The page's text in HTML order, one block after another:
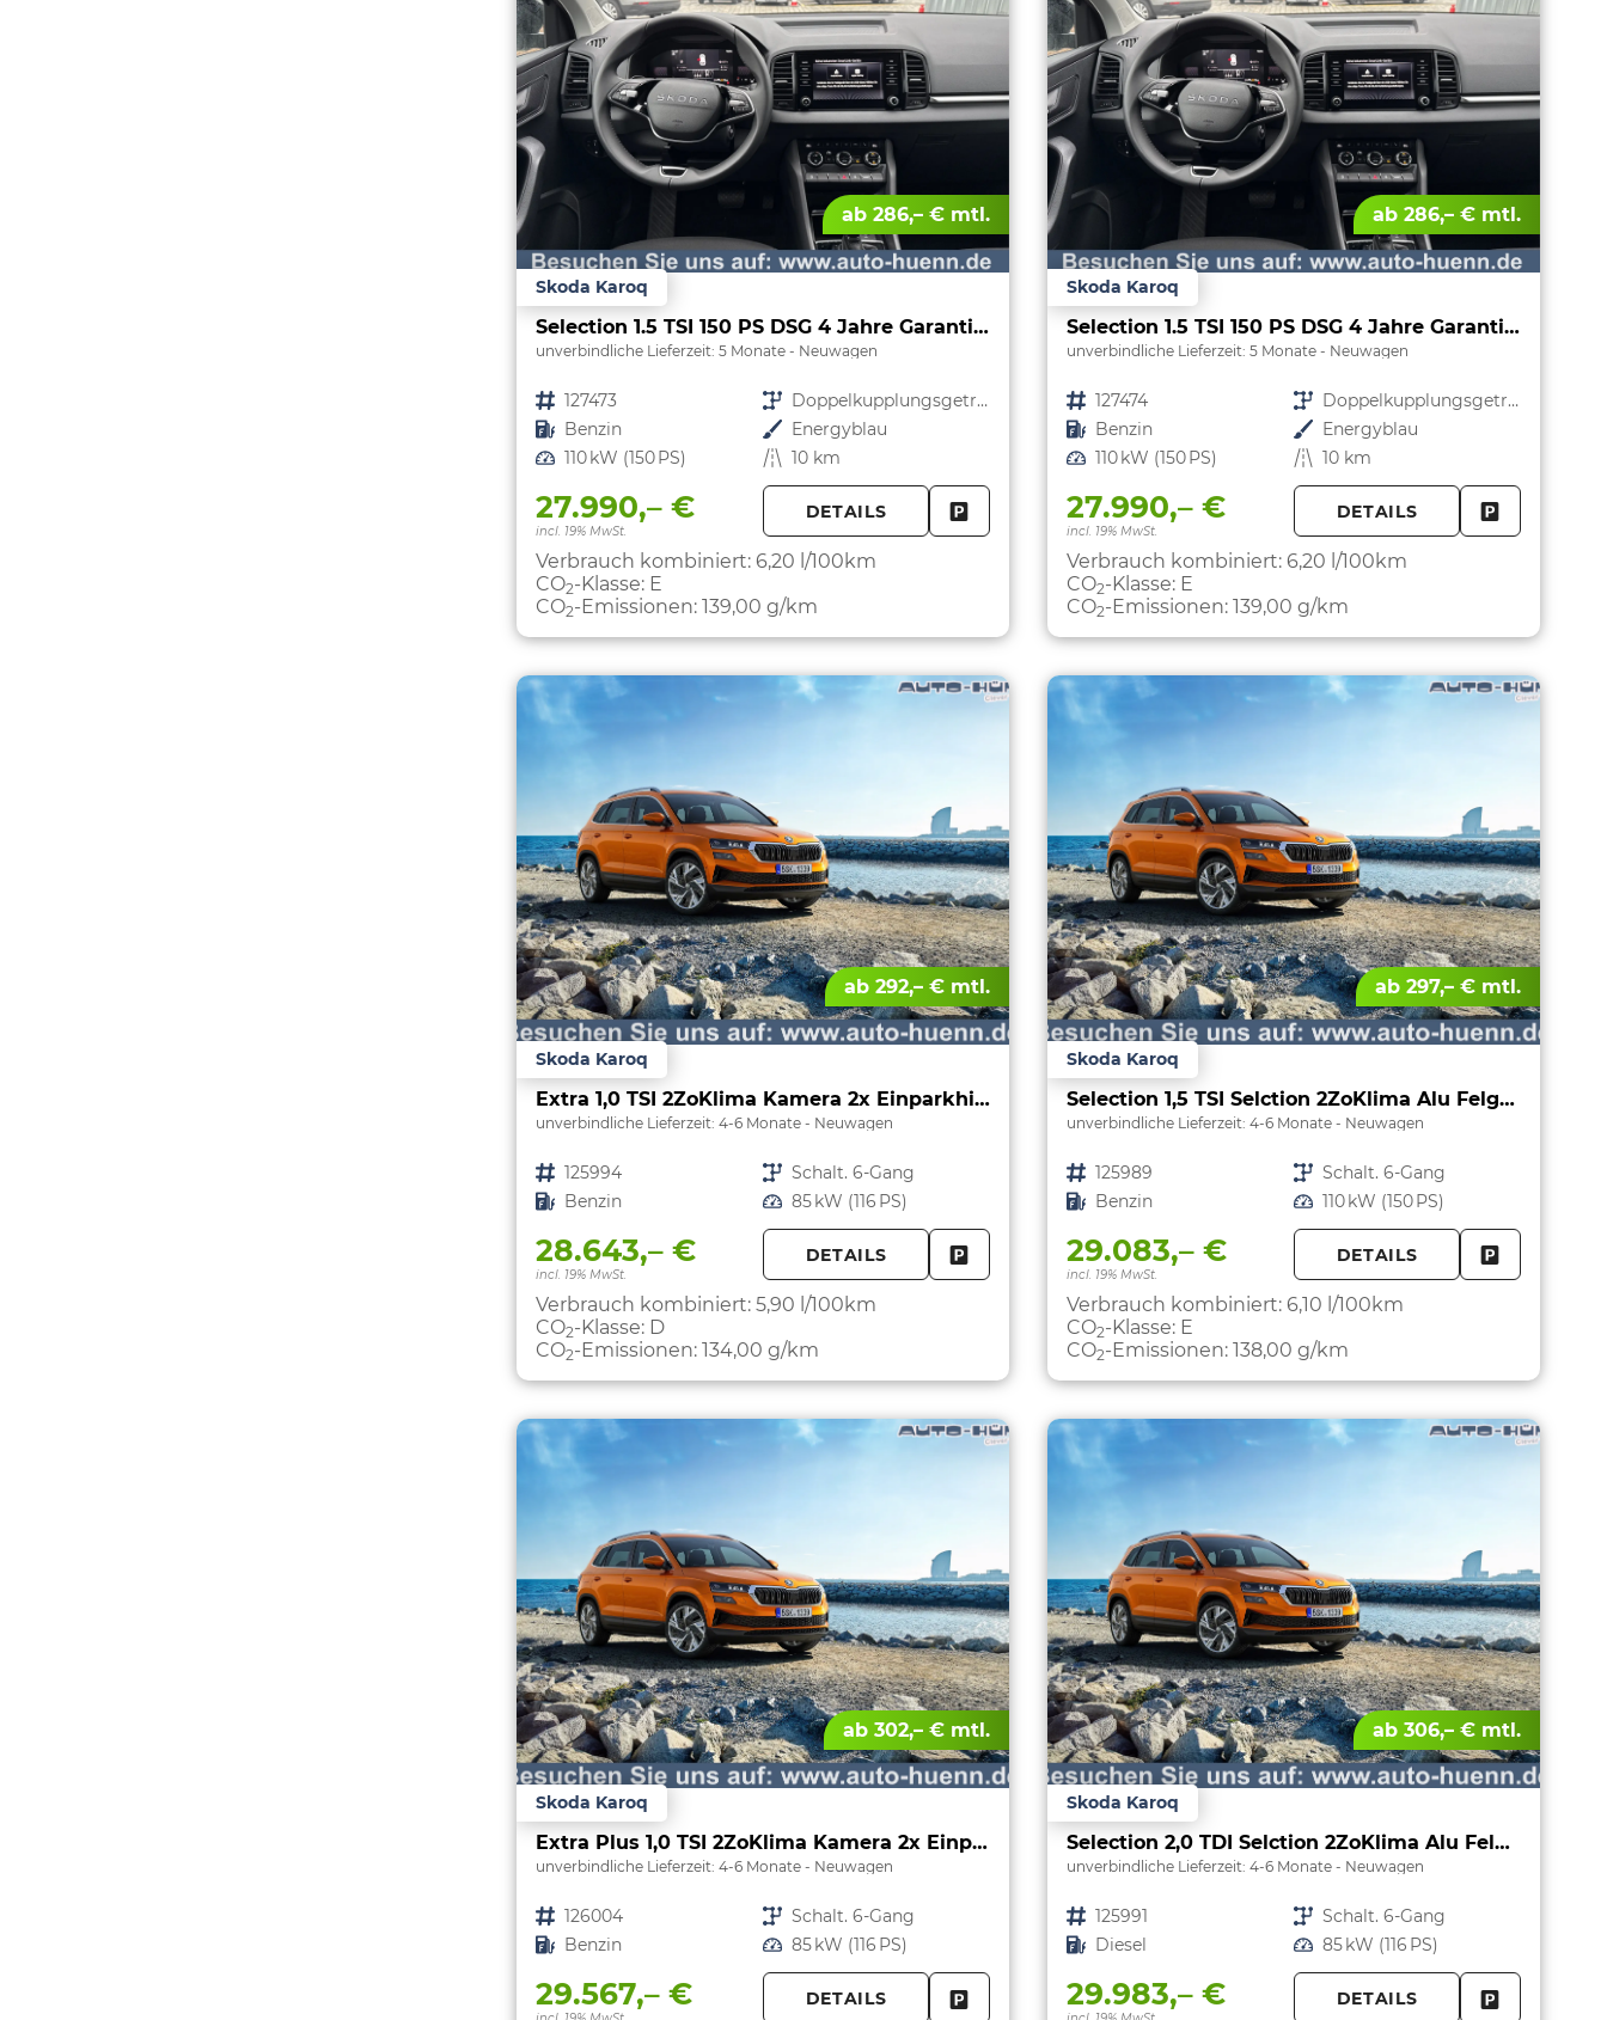
ab 286,– € mtl.
Skoda Karoq
Selection 1.5 TSI 150 PS DSG 4 Jahre Garantie-Keyless Start-AppleCarPlay-AndroidAuto-Sunset-Tempomat-2-Zonen-Klima-16''Alu
unverbindliche Lieferzeit: 5 Monate Neuwagen
Fahrzeugnr. 127473 Getriebe
Doppelkupplungsgetriebe (DSG)
Kraftstoff Benzin Außenfarbe Energyblau
Leistung 110 kW (150 PS) Kilometerstand 10 km
27.990,– €
incl. 19% MwSt.
DETAILS FAHRZEUG PARKEN
Verbrauch kombiniert: 6,20 l/100km
CO2-Klasse: E
CO2-Emissionen: 139,00 g/km
ab 286,– € mtl.
Skoda Karoq
Selection 1.5 TSI 150 PS DSG 4 Jahre Garantie-Keyless Start-AppleCarPlay-AndroidAuto-Sunset-Tempomat-2-Zonen-Klima-16''Alu
unverbindliche Lieferzeit: 5 Monate Neuwagen
Fahrzeugnr. 127474 Getriebe
Doppelkupplungsgetriebe (DSG)
Kraftstoff Benzin Außenfarbe Energyblau
Leistung 110 kW (150 PS) Kilometerstand 10 km
27.990,– €
incl. 19% MwSt.
DETAILS
Verbrauch kombiniert: 6,20 l/100km
CO2-Klasse: E
CO2-Emissionen: 139,00 g/km
ab 292,– € mtl.
Skoda Karoq
Extra 1,0 TSI 2ZoKlima Kamera 2x Einparkhilfe Alu Felgen 5J Garantie Sitzheizung LED Scheinwerfer ACC
unverbindliche Lieferzeit: 4-6 Monate Neuwagen
Fahrzeugnr. 125994 Getriebe Schalt. 6-Gang
Kraftstoff Benzin Leistung 85 kW (116 PS)
28.643,– €
incl. 19% MwSt.
DETAILS FAHRZEUG PARKEN
Verbrauch kombiniert: 5,90 l/100km
CO2-Klasse: D
CO2-Emissionen: 134,00 g/km
ab 297,– € mtl.
Skoda Karoq
Selection 1,5 TSI Selction 2ZoKlima Alu Felgen 5J Garantie Sitzheizung LED Scheinwerfer Tempomat
unverbindliche Lieferzeit: 4-6 Monate Neuwagen
Fahrzeugnr. 125989 Getriebe Schalt. 6-Gang
Kraftstoff Benzin Leistung 110 kW (150 PS)
29.083,– €
incl. 19% MwSt.
DETAILS
Verbrauch kombiniert: 6,10 l/100km
CO2-Klasse: E
CO2-Emissionen: 138,00 g/km
ab 302,– € mtl.
Skoda Karoq
Extra Plus 1,0 TSI 2ZoKlima Kamera 2x Einparkhilfe Alu Felgen 5J Garantie Sitzheizung Matrix el Heckklappe ACC
unverbindliche Lieferzeit: 4-6 Monate Neuwagen
Fahrzeugnr. 126004 Getriebe Schalt. 6-Gang
Kraftstoff Benzin Leistung 85 kW (116 PS)
29.567,– € DETAILS FAHRZEUG PARKEN
ab 306,– € mtl.
Skoda Karoq
Selection 2,0 TDI Selction 2ZoKlima Alu Felgen 5J Garantie Sitzheizung LED Scheinwerfer Tempomat
unverbindliche Lieferzeit: 4-6 Monate Neuwagen
Fahrzeugnr. 125991 Getriebe Schalt. 6-Gang
Kraftstoff Diesel Leistung 85 kW (116 PS)
29.983,– € DETAILS